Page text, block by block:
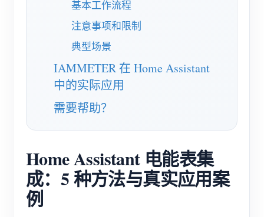
基本工作流程
注意事项和限制
典型场景
IAMMETER 在 Home Assistant
中的实际应用
需要帮助？
Home Assistant 电能表集
成：5 种方法与真实应用案
例